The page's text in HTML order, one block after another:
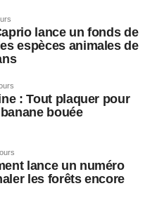
lance un fonds de
espèces animales de
: Tout plaquer pour
bouée
lance un numéro
les forêts encore